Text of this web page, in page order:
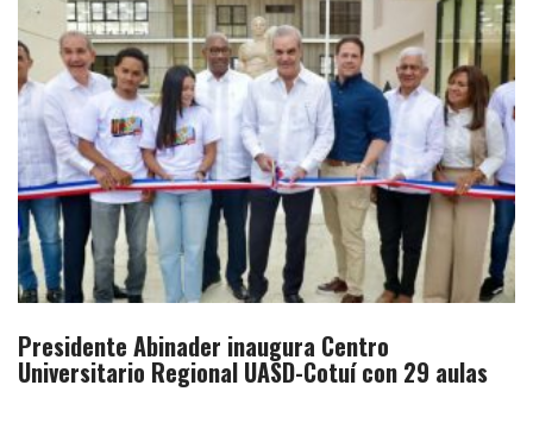
Presidente Abinader inaugura Centro
Universitario Regional UASD-Cotuí con 29 aulas